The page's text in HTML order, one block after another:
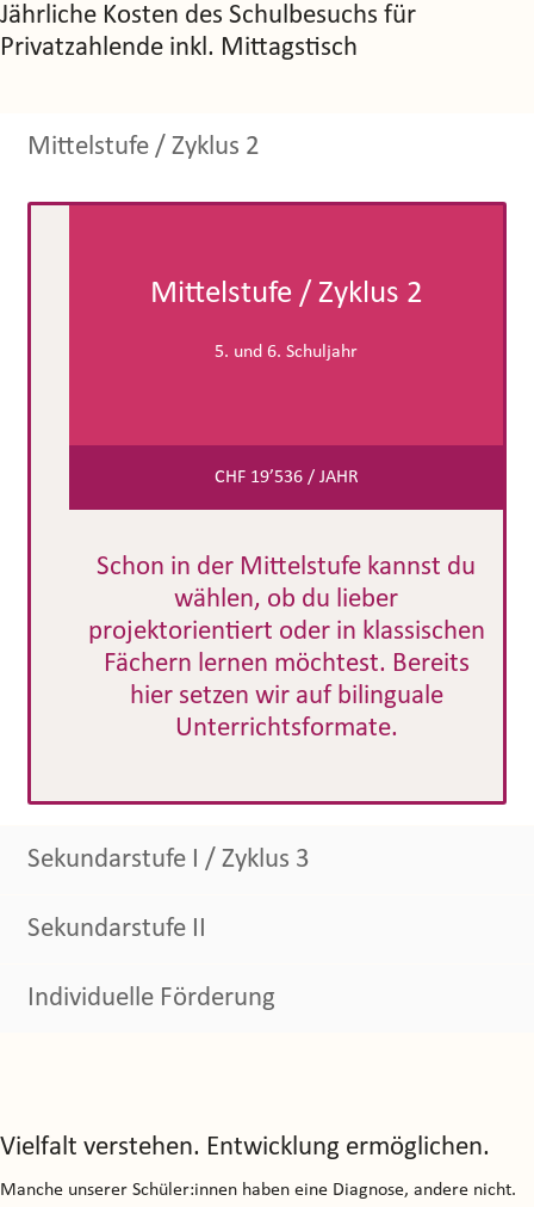
Jährliche Kosten des Schulbesuchs für
Privatzahlende inkl. Mittagstisch
Mittelstufe / Zyklus 2
Mittelstufe / Zyklus 2
5. und 6. Schuljahr
CHF 19’536 / JAHR
Schon in der Mittelstufe kannst du
wählen, ob du lieber
projektorientiert oder in klassischen
Fächern lernen möchtest. Bereits
hier setzen wir auf bilinguale
Unterrichtsformate.
Sekundarstufe I / Zyklus 3
Sekundarstufe II
Individuelle Förderung
Vielfalt verstehen. Entwicklung ermöglichen.
Manche unserer Schüler:innen haben eine Diagnose, andere nicht.